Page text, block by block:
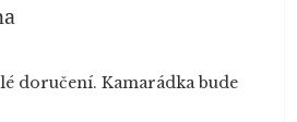
obchodu je 5 z 5 hvězdiček.
doručení. Kamarádka bude